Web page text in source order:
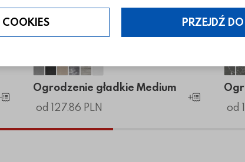
COOKIES PRZEJDŹ
Marmo
Dodaj do koszyka
Ogrodzenie gładkie Medium
Ogrodzenie gładkie Medium
Ogrodzenie gładkie Medium
Ogrodzenie gładkie Medium
Ogrodzenie gładkie Medium
Ogrodzenie gładkie Medium
Ogrodzenie gładkie Medium
od 127.86 PLN
Dodaj do koszyka
od